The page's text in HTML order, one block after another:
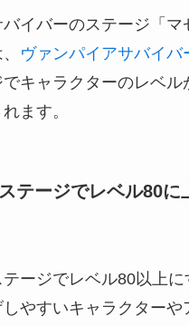
イバーのステージ「マ
ヴァンパイアサバイバ
キャラクターのレベル
ます。
テージでレベル80に
ージでレベル80以上に
やすいキャラクターや